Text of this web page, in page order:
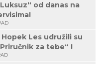
od danas na
Les udružili su
za tebe“ !